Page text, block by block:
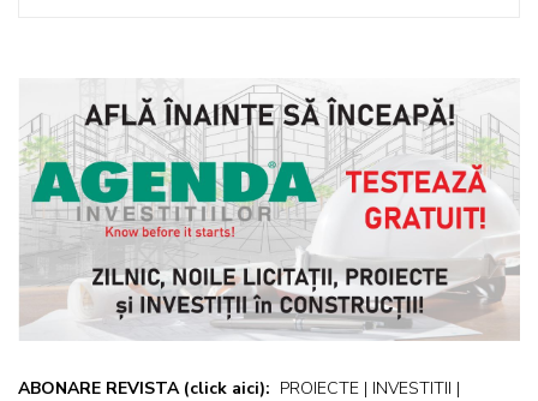
ABONARE REVISTA (click aici): PROIECTE | INVESTITII |